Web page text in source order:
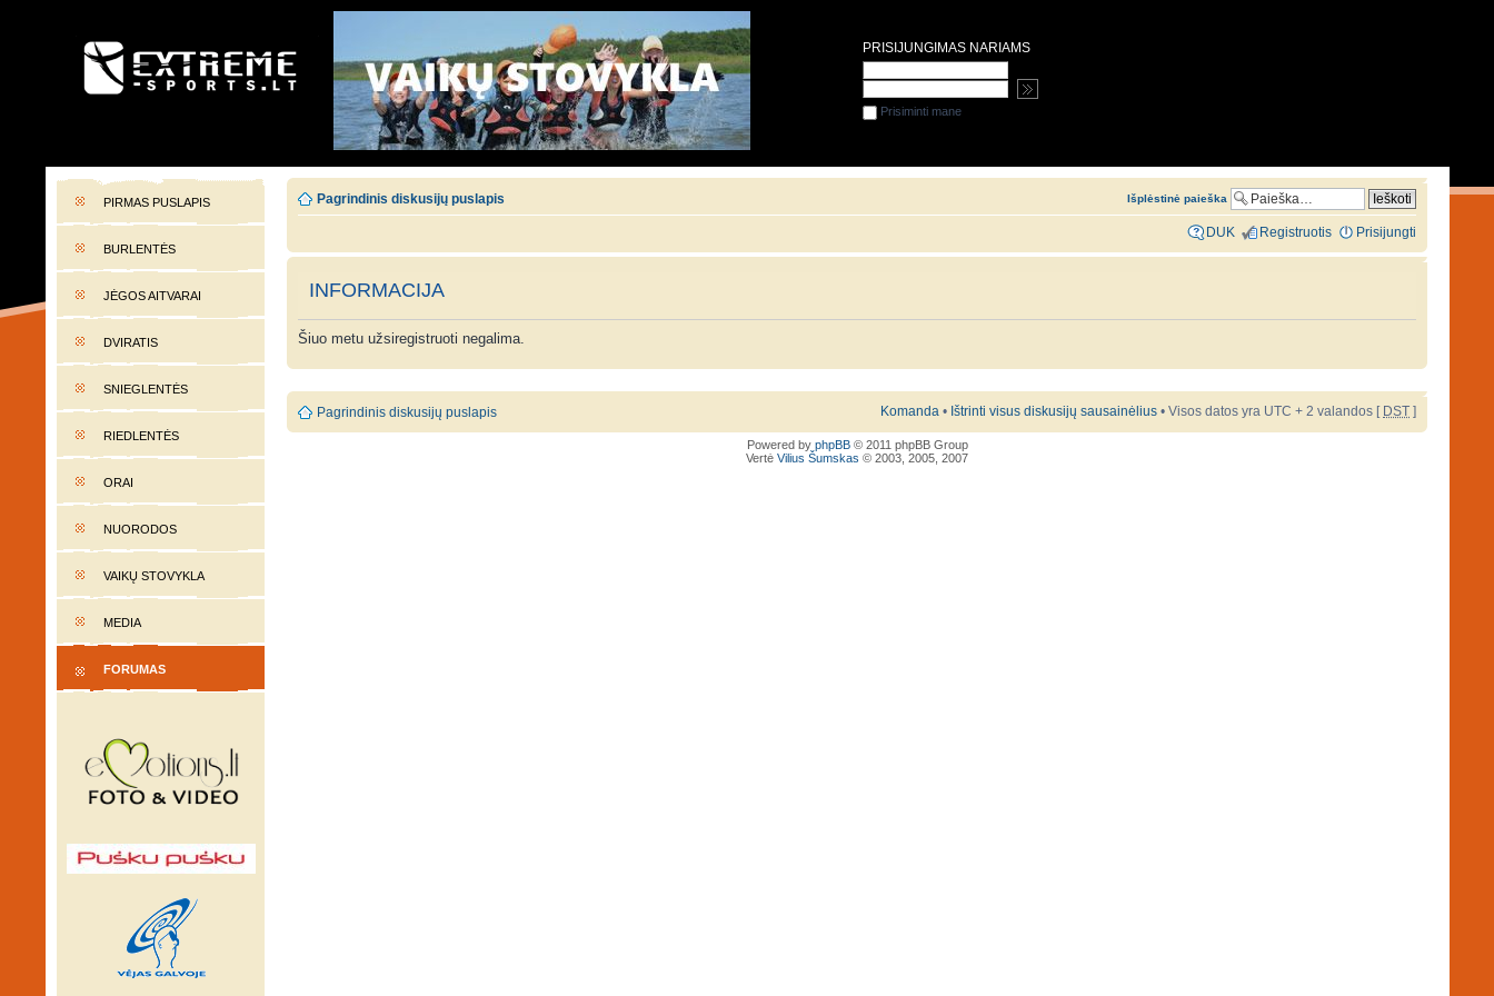
EXTREME-SPORTS.LT
PIRMAS PUSLAPIS
BURLENTĖS
JĖGOS AITVARAI
DVIRATIS
SNIEGLENTĖS
RIEDLENTĖS
ORAI
NUORODOS
VAIKŲ STOVYKLA
MEDIA
FORUMAS
Pagrindinis diskusijų puslapis Išplėstinė paieška
DUK Registruotis Prisijungti
INFORMACIJA
Šiuo metu užsiregistruoti negalima.
Pagrindinis diskusijų puslapis Komanda • Ištrinti visus diskusijų sausainėlius • Visos datos yra UTC + 2 valandos [ DST ]
Powered by phpBB© 2011 phpBB Group
Vertė Vilius Šumskas © 2003, 2005, 2007
PRISIJUNGIMAS NARIAMS
Prisiminti mane